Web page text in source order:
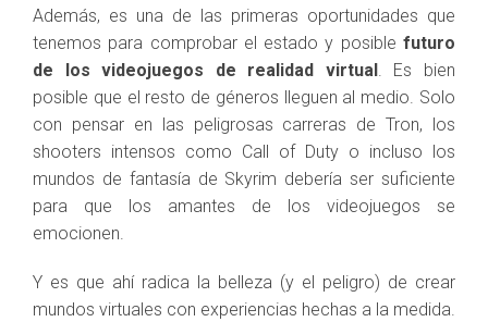
Además, es una de las primeras oportunidades que
tenemos para comprobar el estado y posible futuro
de los videojuegos de realidad virtual. Es bien
posible que el resto de géneros lleguen al medio. Solo
con pensar en las peligrosas carreras de Tron, los
shooters intensos como Call of Duty o incluso los
mundos de fantasía de Skyrim debería ser suficiente
para que los amantes de los videojuegos se
emocionen.
Y es que ahí radica la belleza (y el peligro) de crear
mundos virtuales con experiencias hechas a la medida.